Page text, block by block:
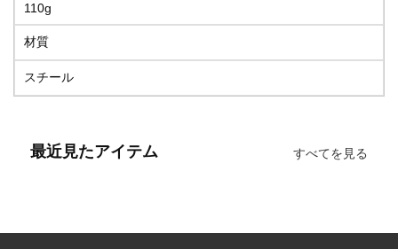
110g
材質
スチール
最近見たアイテム すべてを見る